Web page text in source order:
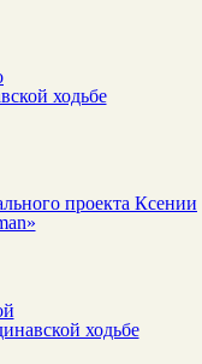
ходьбе
проекта Ксении
ходьбе